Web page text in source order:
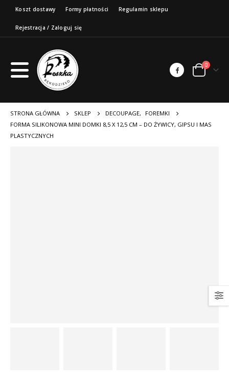
Koszt dostawy Formy płatności Regulamin sklepu
Rejestracja / Zaloguj się
0
STRONA GŁÓWNA SKLEP DECOUPAGE,
FOREMKI
FORMA SILIKONOWA MINI DOMKI 8,5 X 12,5 CM – DO ŻYWICY, GIPSU I MAS
PLASTYCZNYCH